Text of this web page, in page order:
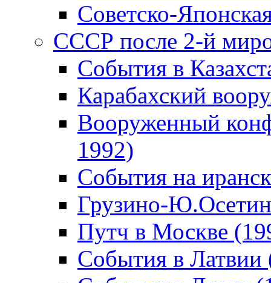
Советско-
СССР после 2-й
События в
Карабахский
Вооруженный
1992)
События на
Грузино-
Путч в Москве
События в Латвии